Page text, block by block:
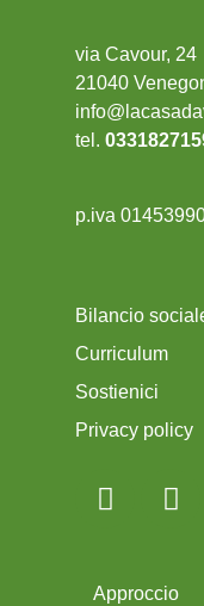
via Cavour, 24
21040
tel.
p.iva
Bilancio
Curriculum
Sostienici
Privacy policy
Approccio